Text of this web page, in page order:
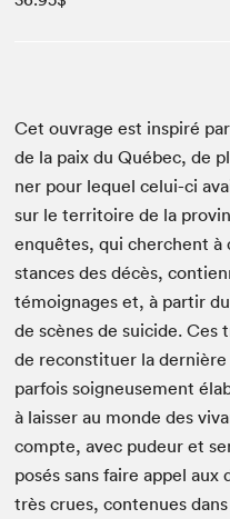
Cet ouvrage est inspiré
de la paix du Québec, de
ner pour lequel celui-ci
sur le ter­ri­toire de la
enquêtes, qui cherchent
stances des décès,
témoignages et, à par­tir
de scènes de sui­cide.
de recon­stituer la
par­fois soigneuse­ment
à laiss­er au monde des
compte, avec pudeur et
posés sans faire appel
très crues, con­tenues